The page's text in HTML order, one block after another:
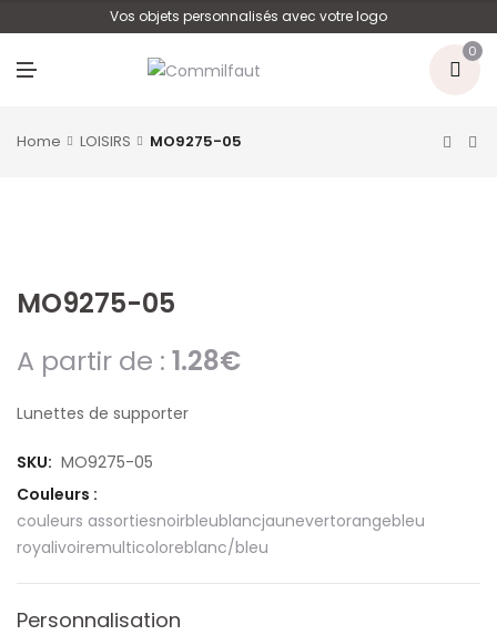
Vos objets personnalisés avec votre logo
0
Home LOISIRS MO9275-05
MO9275-05
A partir de : 1.28€
Lunettes de supporter
SKU: MO9275-05
Couleurs :
couleurs assortiesnoirbleublancjaunevertorangebleu
royalivoiremulticoloreblanc/bleu
Personnalisation